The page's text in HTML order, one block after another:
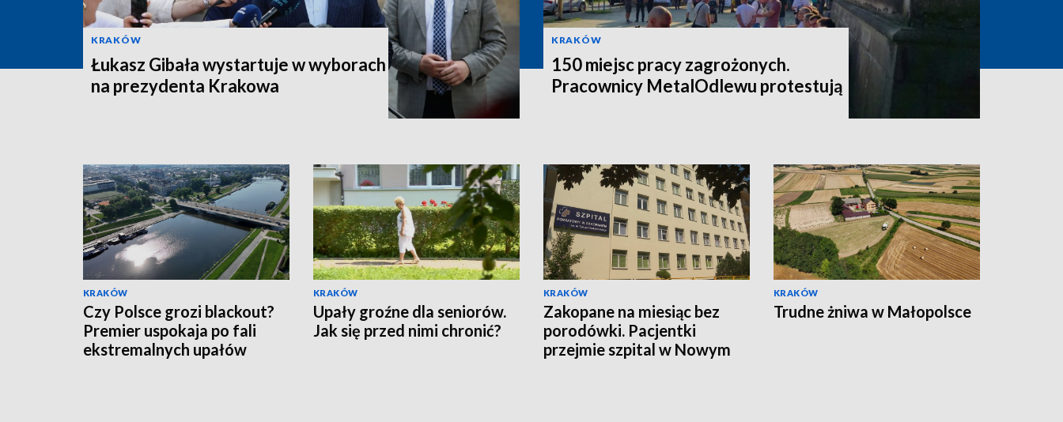
KRAKÓW
Łukasz Gibała wystartuje w wyborach
na prezydenta Krakowa
KRAKÓW
150 miejsc pracy zagrożonych.
Pracownicy MetalOdlewu protestują
KRAKÓW
Czy Polsce grozi blackout?
Premier uspokaja po fali
ekstremalnych upałów
KRAKÓW
Upały groźne dla seniorów.
Jak się przed nimi chronić?
KRAKÓW
Zakopane na miesiąc bez
porodówki. Pacjentki
przejmie szpital w Nowym
KRAKÓW
Trudne żniwa w Małopolsce